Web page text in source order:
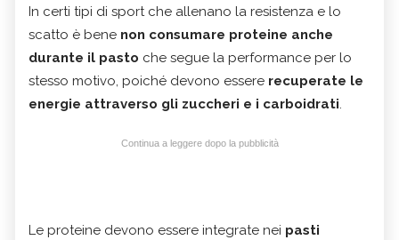
In certi tipi di sport che allenano la resistenza e lo
scatto è bene non consumare proteine anche
durante il pasto che segue la performance per lo
stesso motivo, poiché devono essere recuperate le
energie attraverso gli zuccheri e i carboidrati.
Continua a leggere dopo la pubblicità
Le proteine devono essere integrate nei pasti